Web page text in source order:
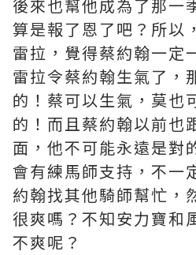
後來也幫他成為了那一
算是報了恩了吧？所以
雷拉，覺得蔡約翰一定
雷拉令蔡約翰生氣了，
的！蔡可以生氣，莫也
的！而且蔡約翰以前也
面，他不可能永遠是對
會有練馬師支持，不一
約翰找其他騎師幫忙，
很爽嗎？不知安力寶和
不爽呢？